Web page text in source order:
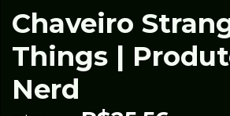
Chaveiro
Things |
Nerd